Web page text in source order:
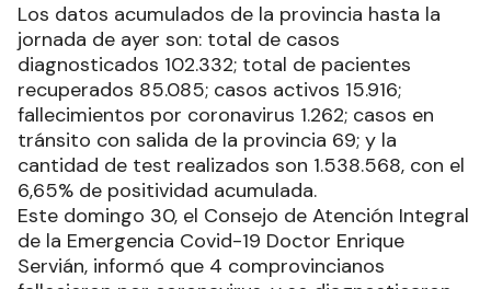
Los datos acumulados de la provincia hasta la
jornada de ayer son: total de casos
diagnosticados 102.332; total de pacientes
recuperados 85.085; casos activos 15.916;
fallecimientos por coronavirus 1.262; casos en
tránsito con salida de la provincia 69; y la
cantidad de test realizados son 1.538.568, con el
6,65% de positividad acumulada.
Este domingo 30, el Consejo de Atención Integral
de la Emergencia Covid-19 Doctor Enrique
Servián, informó que 4 comprovincianos